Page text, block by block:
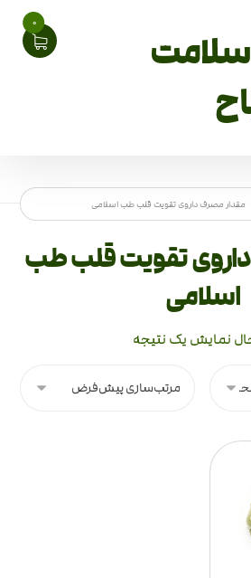
سلامت
0
مقدار مصرف داروی تقویت قلب طب اسلامی
تقویت قلب طب
اسلامی
نمایش یک نتیجه